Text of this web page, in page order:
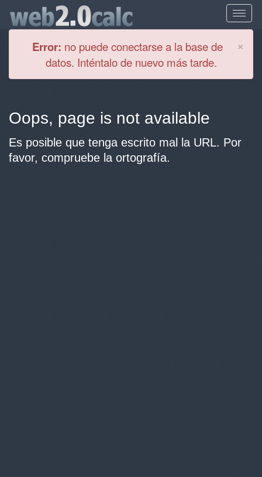
×
Error: no puede conectarse a la base de
datos. Inténtalo de nuevo más tarde.
Oops, page is not available
Es posible que tenga escrito mal la URL. Por
favor, compruebe la ortografía.